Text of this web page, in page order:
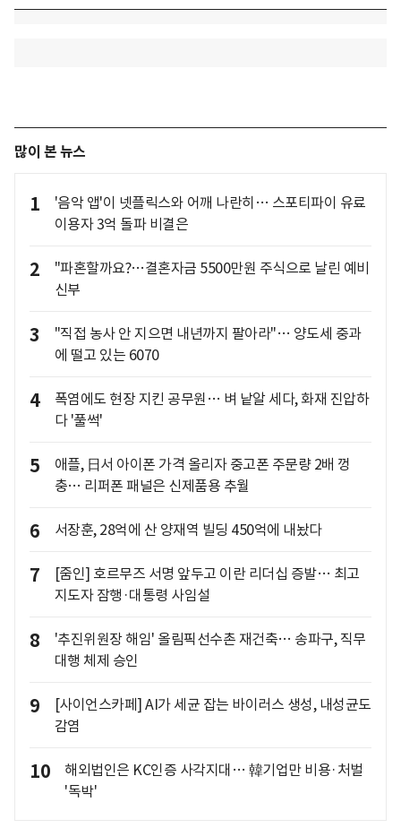
많이 본 뉴스
1
'음악 앱'이 넷플릭스와 어깨 나란히… 스포티파이 유료
이용자 3억 돌파 비결은
2
"파혼할까요?…결혼자금 5500만원 주식으로 날린 예비
신부
3
"직접 농사 안 지으면 내년까지 팔아라"… 양도세 중과
에 떨고 있는 6070
4
폭염에도 현장 지킨 공무원… 벼 낱알 세다, 화재 진압하
다 '풀썩'
5
애플, 日서 아이폰 가격 올리자 중고폰 주문량 2배 껑
충… 리퍼폰 패널은 신제품용 추월
6 서장훈, 28억에 산 양재역 빌딩 450억에 내놨다
7
[줌인] 호르무즈 서명 앞두고 이란 리더십 증발… 최고
지도자 잠행·대통령 사임설
8
'추진위원장 해임' 올림픽선수촌 재건축… 송파구, 직무
대행 체제 승인
9
[사이언스카페] AI가 세균 잡는 바이러스 생성, 내성균도
감염
10
해외법인은 KC인증 사각지대… 韓기업만 비용·처벌
'독박'